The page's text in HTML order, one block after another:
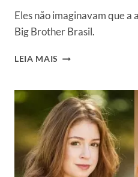
Eles não imaginavam que
Big Brother Brasil.
LEIA MAIS BBB
BBB
LUMENA
SURGE
COM
CABELO
NATURAL
E